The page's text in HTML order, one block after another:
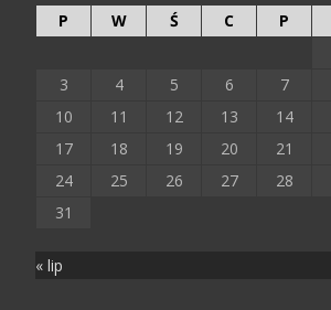
P
W Ś C P
3
4 5 6 7
10
11 12 13 14
17
18 19 20 21
24
25 26 27 28
31
« lip